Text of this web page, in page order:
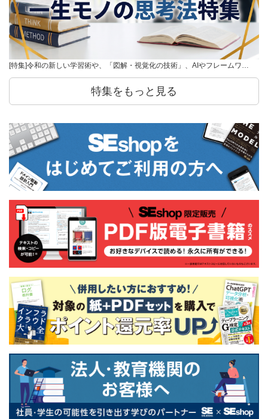
[特集]令和の新しい学習術や、「図解・視覚化の技術」、AIやフレームワ…
特集をもっと見る